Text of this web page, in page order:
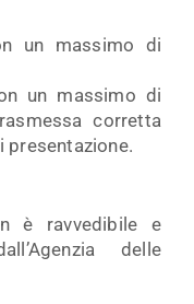
un massimo di
un massimo di
corretta
presentazione.
è ravvedibile e
delle